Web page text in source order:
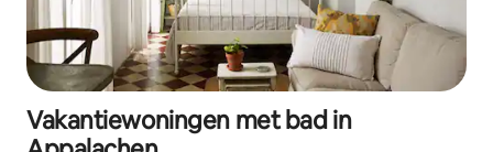
Vakantiewoningen met bad in